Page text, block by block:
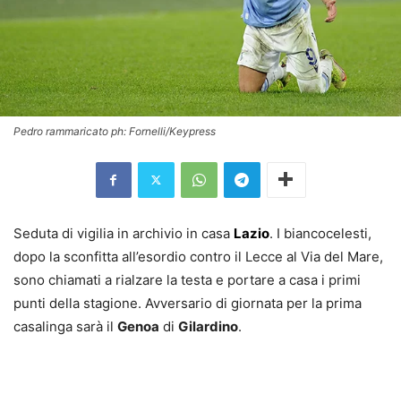
Pedro rammaricato ph: Fornelli/Keypress
Seduta di vigilia in archivio in casa Lazio. I biancocelesti,
dopo la sconfitta all’esordio contro il Lecce al Via del Mare,
sono chiamati a rialzare la testa e portare a casa i primi
punti della stagione. Avversario di giornata per la prima
casalinga sarà il Genoa di Gilardino.